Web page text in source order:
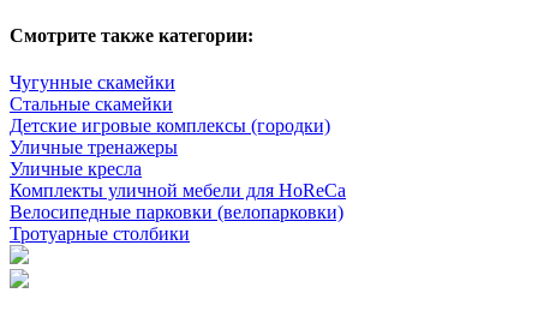
Смотрите также категории:
Чугунные скамейки
Стальные скамейки
Детские игровые комплексы (городки)
Уличные тренажеры
Уличные кресла
Комплекты уличной мебели для HoReCa
Велосипедные парковки (велопарковки)
Тротуарные столбики